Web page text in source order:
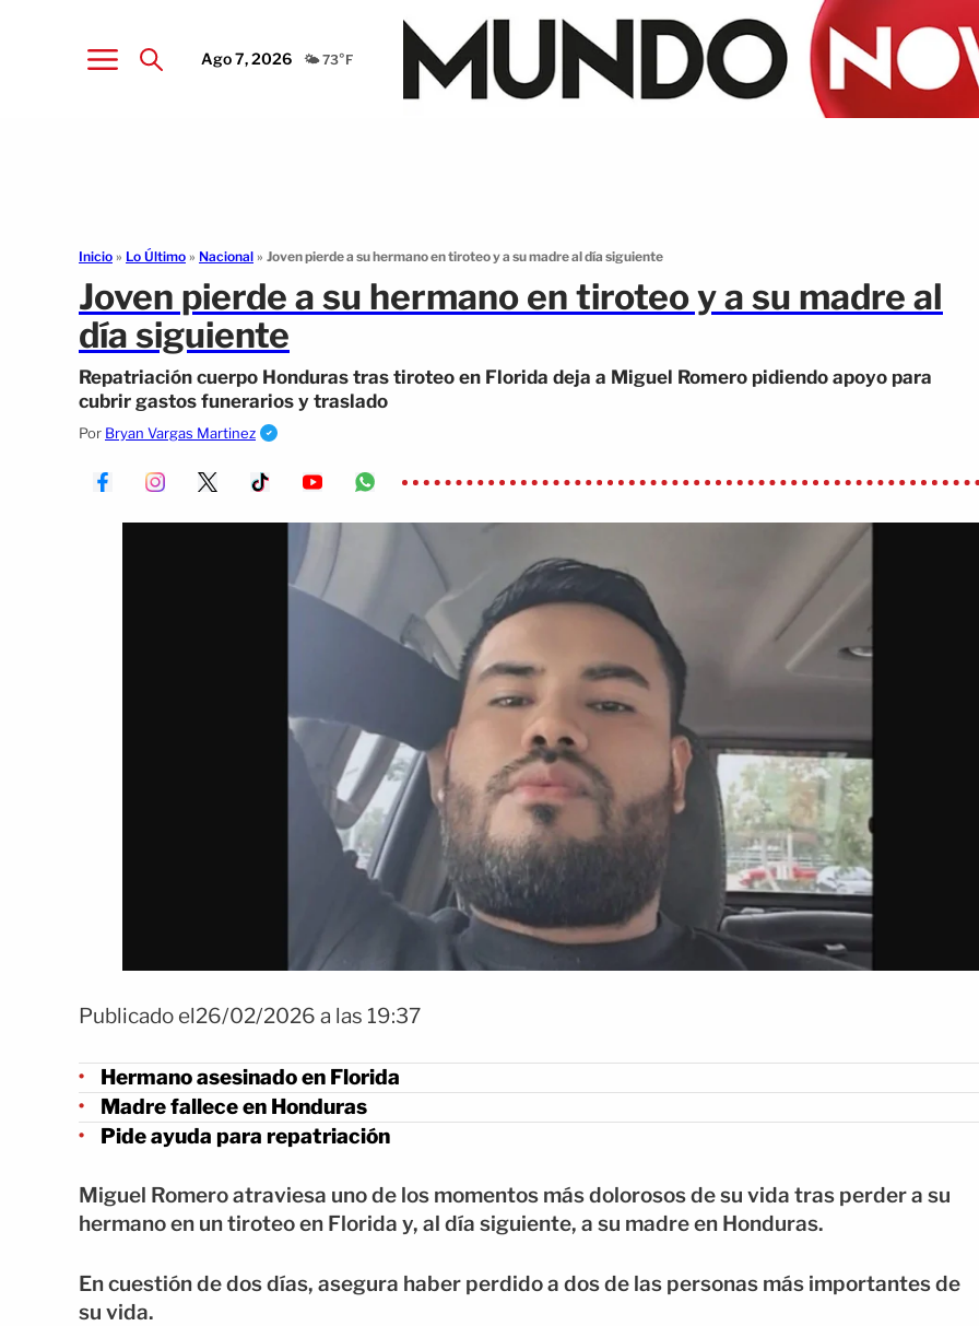
Ago 7, 2026 🌤️ 73°F
Inicio » Lo Último » Nacional » Joven pierde a su hermano en tiroteo y a su madre al día siguiente
Joven pierde a su hermano en tiroteo y a su madre al
día siguiente
Repatriación cuerpo Honduras tras tiroteo en Florida deja a Miguel Romero pidiendo apoyo para
cubrir gastos funerarios y traslado
Por Bryan Vargas Martinez
Publicado el26/02/2026 a las 19:37
Hermano asesinado en Florida
Madre fallece en Honduras
Pide ayuda para repatriación
Miguel Romero atraviesa uno de los momentos más dolorosos de su vida tras perder a su
hermano en un tiroteo en Florida y, al día siguiente, a su madre en Honduras.
En cuestión de dos días, asegura haber perdido a dos de las personas más importantes de
su vida.